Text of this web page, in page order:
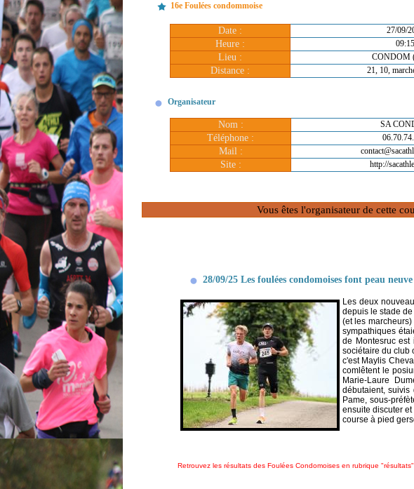
16e Foulées condommoise
Date : 27/09/
Heure : 09:15
Lieu : CONDOM
Distance : 21, 10,
Organisateur
Nom : SA
Téléphone :
Mail :
Site : http://
Vous êtes l'organisateur de cette
28/09/25 Les foulées condomoises font peau
Les deux
depuis le stade
(et les
sympathiques
de Montesruc est
sociétaire du club
c'est Maylis
comlêtent le
Marie-Laure
débutaient,
Pame, sous-
ensuite discuter
course à pied
Retrouvez les résultats des Foulées Condomoises en rubrique